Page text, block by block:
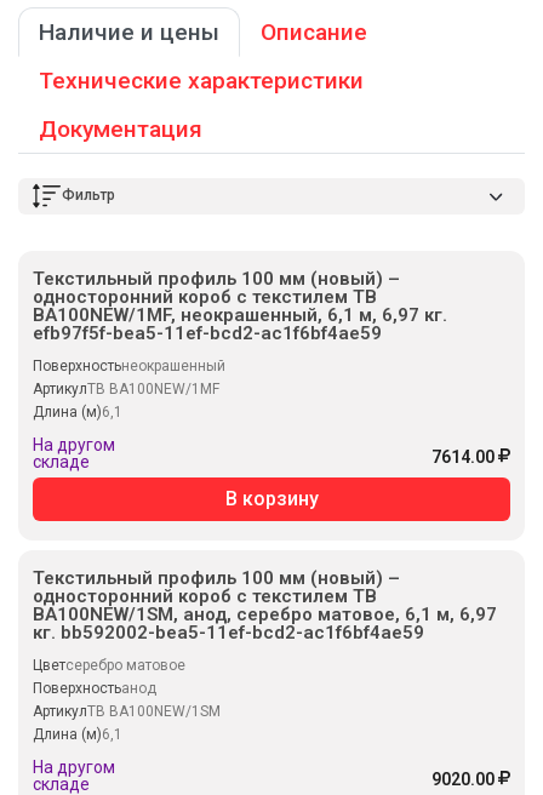
Наличие и цены
Описание
Технические характеристики
Документация
Фильтр
Текстильный профиль 100 мм (новый) –
односторонний короб с текстилем TB
BA100NEW/1MF, неокрашенный, 6,1 м, 6,97 кг.
efb97f5f-bea5-11ef-bcd2-ac1f6bf4ae59
Поверхностьнеокрашенный
АртикулTB BA100NEW/1MF
Длина (м)6,1
На другом
складе
7614.00
В корзину
Текстильный профиль 100 мм (новый) –
односторонний короб с текстилем TB
BA100NEW/1SM, анод, серебро матовое, 6,1 м, 6,97
кг. bb592002-bea5-11ef-bcd2-ac1f6bf4ae59
Цветсеребро матовое
Поверхностьанод
АртикулTB BA100NEW/1SM
Длина (м)6,1
На другом
складе
9020.00